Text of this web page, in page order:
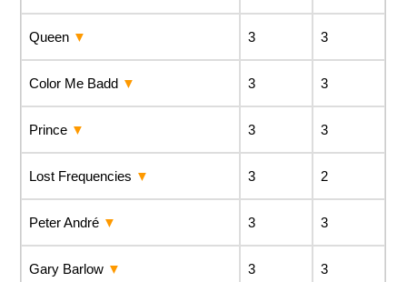
Queen 3 3
Color Me Badd 3 3
Prince 3 3
Lost Frequencies 3 2
Peter André 3 3
Gary Barlow 3 3